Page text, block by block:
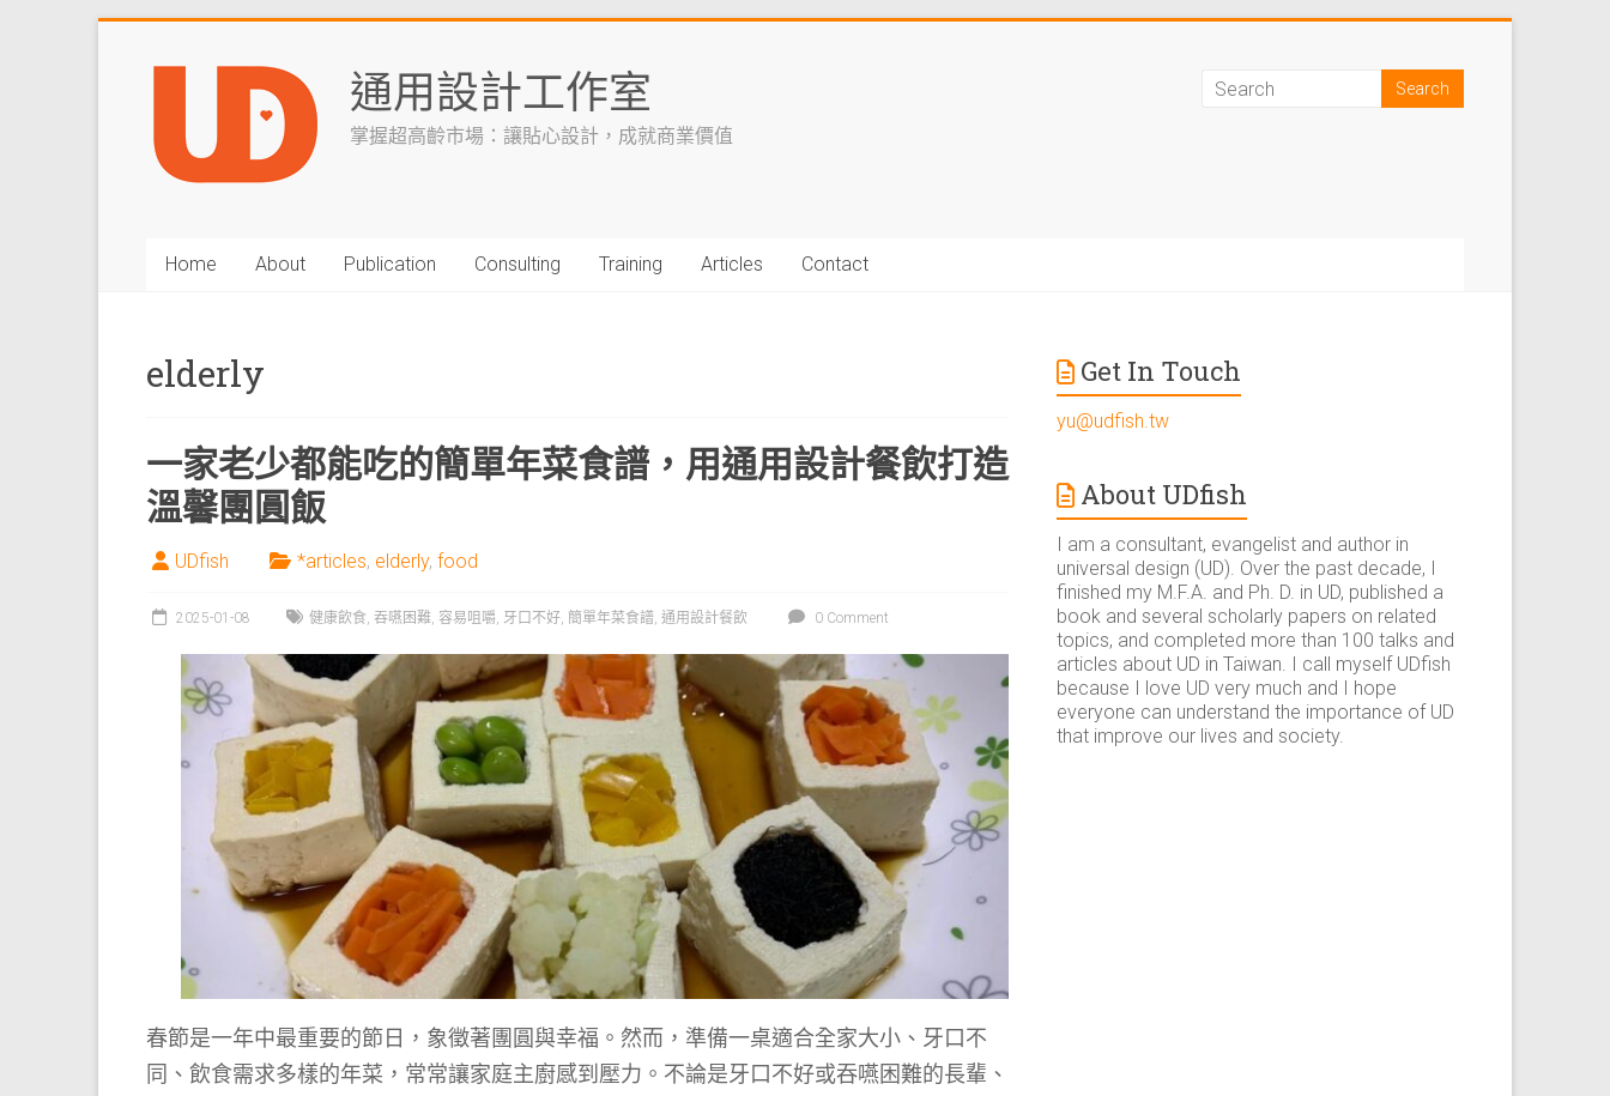
通用設計工作室
掌握超高齡市場：讓貼心設計，成就商業價值
Home About Publication Consulting Training Articles Contact
elderly
一家老少都能吃的簡單年菜食譜，用通用設計餐飲打造
溫馨團圓飯
UDfish *articles, elderly, food
2025-01-08 健康飲食, 吞嚥困難, 容易咀嚼, 牙口不好, 簡單年菜食譜, 通用設計餐飲 0 Comment
春節是一年中最重要的節日，象徵著團圓與幸福。然而，準備一桌適合全家大小、牙口不
同、飲食需求多樣的年菜，常常讓家庭主廚感到壓力。不論是牙口不好或吞嚥困難的長輩、
Get In Touch
yu@udfish.tw
About UDfish
I am a consultant, evangelist and author in
universal design (UD). Over the past decade, I
finished my M.F.A. and Ph. D. in UD, published a
book and several scholarly papers on related
topics, and completed more than 100 talks and
articles about UD in Taiwan. I call myself UDfish
because I love UD very much and I hope
everyone can understand the importance of UD
that improve our lives and society.